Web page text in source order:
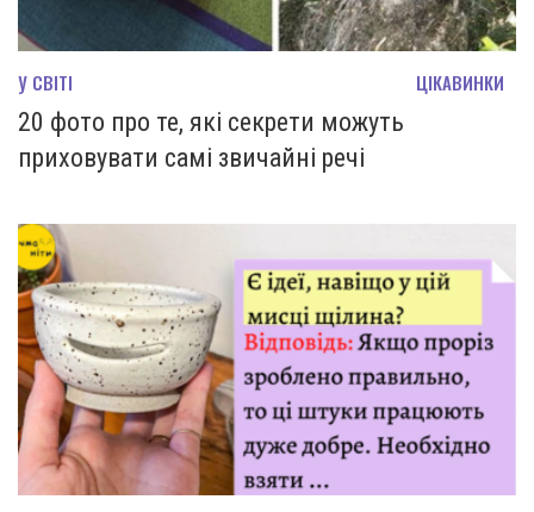
У СВІТІ ЦІКАВИНКИ
20 фото про те, які секрети можуть
приховувати самі звичайні речі